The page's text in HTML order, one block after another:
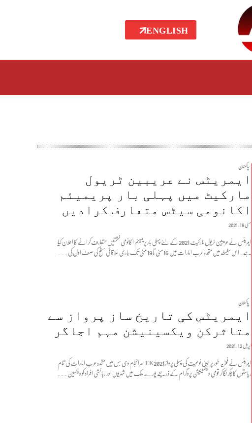
ENGLISH
پاکستان
ایمریٹس نے عریبین ٹریول
مارکیٹ میں پہلی بار پریمیئم
اکانومی سیٹس متعارف کرادیں
مئی 18, 2021
ایمریٹس نے عریبین ٹریول مارکیٹ 2021 کے لئے پہلی بار پریمیئم اکانومی نشستیں متعارف کرانے کا اعلان کیا
ہے۔ اس سلسلے میں متحدہ عرب امارات میں 16 مئی تا 19 مئی تک جاری علاقائی سطح کی صف اول کی...
پاکستان
ایمریٹس کی تاریخ ساز پرواز سے
متاثرکن ویکسینیشن مہم اجاگر
اپریل 12, 2021
ایمریٹس نے فخریہ طور پر اپنی نوعیت کی پہلی پرواز EK2021 سرانجام دی جس میں متحدہ عرب امارات کی تمام
ریاستوں کا چکر لگا کر قومی ویکسینیشن پروگرام کے ذریعے پورے ملک میں شہریوں اور رہائشی افراد کو ویکسین...